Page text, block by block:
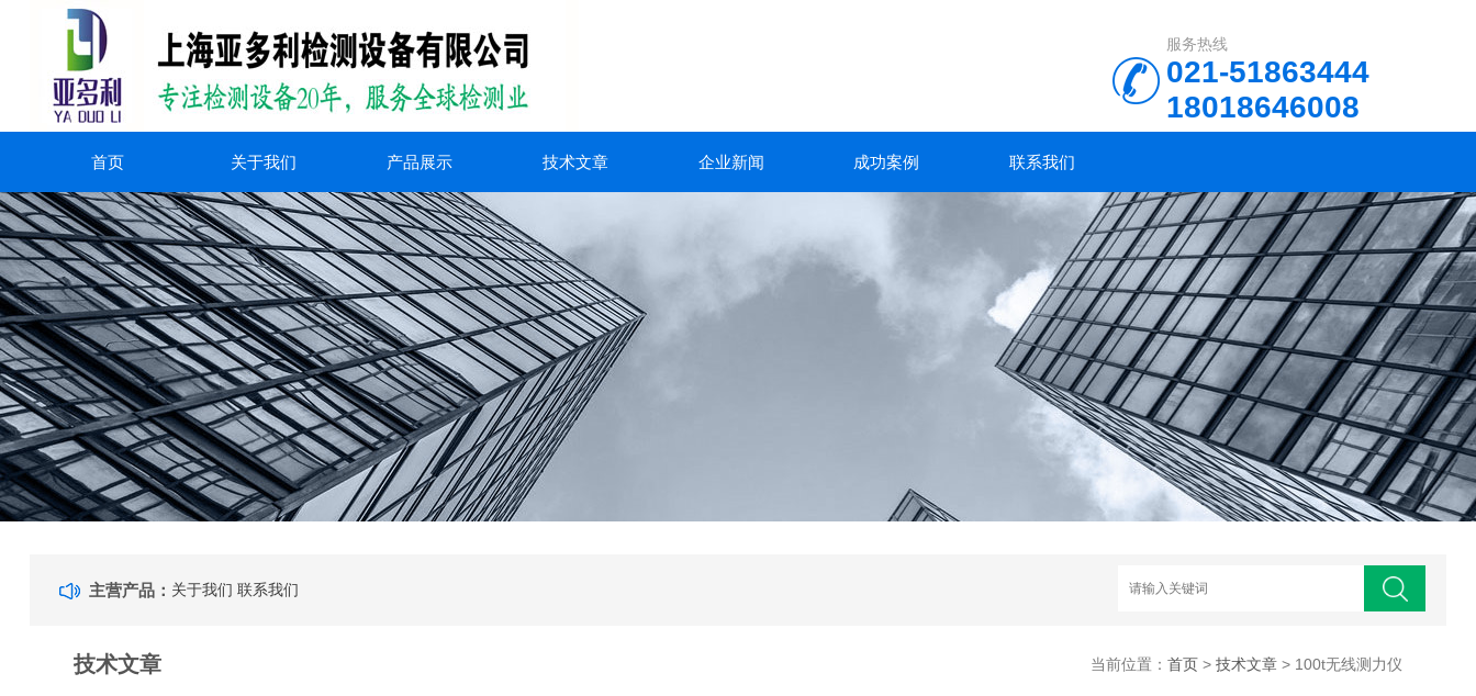
服务热线
021-51863444
18018646008
首页 关于我们 产品展示 技术文章 企业新闻 成功案例 联系我们
主营产品： 关于我们 联系我们
技术文章 当前位置： 首页> 技术文章> 100t无线测力仪